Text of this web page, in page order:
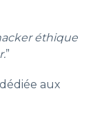
éthique
”
aux